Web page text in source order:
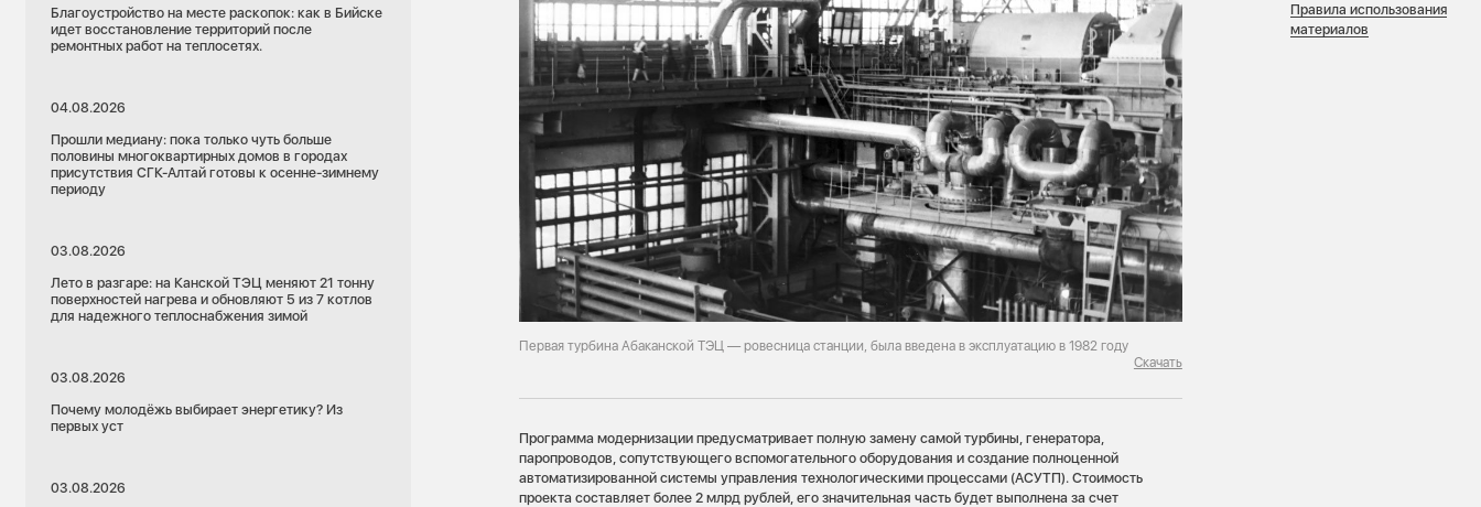
Благоустройство на месте раскопок: как в Бийске
идет восстановление территорий после
ремонтных работ на теплосетях.
04.08.2026
Прошли медиану: пока только чуть больше
половины многоквартирных домов в городах
присутствия СГК-Алтай готовы к осенне-зимнему
периоду
03.08.2026
Лето в разгаре: на Канской ТЭЦ меняют 21 тонну
поверхностей нагрева и обновляют 5 из 7 котлов
для надежного теплоснабжения зимой
03.08.2026
Почему молодёжь выбирает энергетику? Из
первых уст
03.08.2026
Первая турбина Абаканской ТЭЦ — ровесница станции, была введена в эксплуатацию в 1982 году
Скачать
Программа модернизации предусматривает полную замену самой турбины, генератора,
паропроводов, сопутствующего вспомогательного оборудования и создание полноценной
автоматизированной системы управления технологическими процессами (АСУТП). Стоимость
проекта составляет более 2 млрд рублей, его значительная часть будет выполнена за счет
Правила использования
материалов